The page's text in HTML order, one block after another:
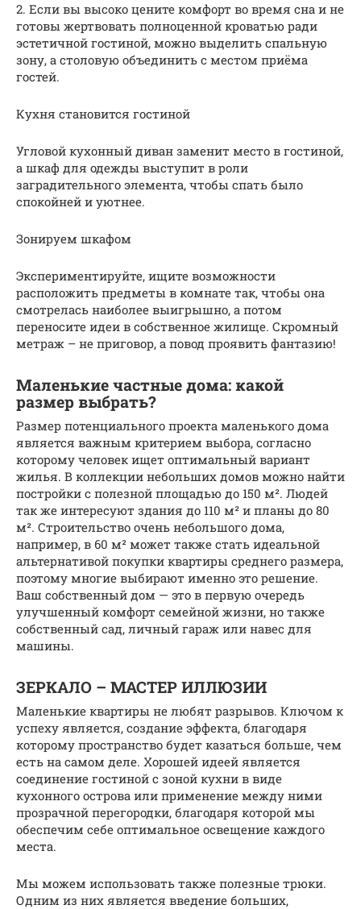
2. Если вы высоко цените комфорт во время сна и не
готовы жертвовать полноценной кроватью ради
эстетичной гостиной, можно выделить спальную
зону, а столовую объединить с местом приёма
гостей.
Кухня становится гостиной
Угловой кухонный диван заменит место в гостиной,
а шкаф для одежды выступит в роли
заградительного элемента, чтобы спать было
спокойней и уютнее.
Зонируем шкафом
Экспериментируйте, ищите возможности
расположить предметы в комнате так, чтобы она
смотрелась наиболее выигрышно, а потом
переносите идеи в собственное жилище. Скромный
метраж – не приговор, а повод проявить фантазию!
Маленькие частные дома: какой
размер выбрать?
Размер потенциального проекта маленького дома
является важным критерием выбора, согласно
которому человек ищет оптимальный вариант
жилья. В коллекции небольших домов можно найти
постройки с полезной площадью до 150 м². Людей
так же интересуют здания до 110 м² и планы до 80
м². Строительство очень небольшого дома,
например, в 60 м² может также стать идеальной
альтернативой покупки квартиры среднего размера,
поэтому многие выбирают именно это решение.
Ваш собственный дом — это в первую очередь
улучшенный комфорт семейной жизни, но также
собственный сад, личный гараж или навес для
машины.
ЗЕРКАЛО – МАСТЕР ИЛЛЮЗИИ
Маленькие квартиры не любят разрывов. Ключом к
успеху является, создание эффекта, благодаря
которому пространство будет казаться больше, чем
есть на самом деле. Хорошей идеей является
соединение гостиной с зоной кухни в виде
кухонного острова или применение между ними
прозрачной перегородки, благодаря которой мы
обеспечим себе оптимальное освещение каждого
места.
Мы можем использовать также полезные трюки.
Одним из них является введение больших,